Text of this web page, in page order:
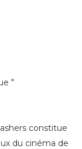
"
constitue
du cinéma de